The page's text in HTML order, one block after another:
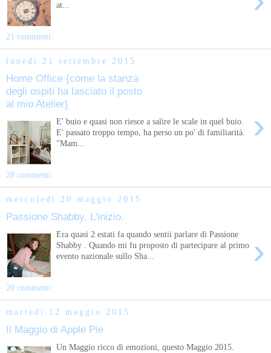
at...
21 commenti:
lunedì 21 settembre 2015
Home Office {come la stanza
degli ospiti ha lasciato il posto
al mio Atelier}
›
E' buio e quasi non riesce a salire le scale in quel buio.
E' passato troppo tempo, ha perso un po' di familiarità.
"Mam...
28 commenti:
mercoledì 20 maggio 2015
Passione Shabby, L'inizio.
›
Era quasi 2 estati fa quando sentii parlare di Passione
Shabby . Quando mi fu proposto di partecipare al primo
evento nazionale sullo Sha...
20 commenti:
martedì 12 maggio 2015
Il Maggio di Apple Pie
Un Maggio ricco di emozioni, questo Maggio 2015.